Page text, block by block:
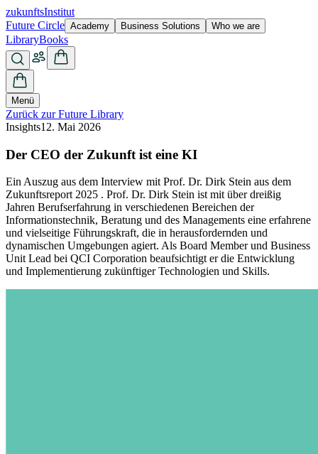
zukunftsInstitut
Future Circle Academy Business Solutions Who we are
LibraryBooks
Menü
Zurück zur Future Library
Insights12. Mai 2026
Der CEO der Zukunft ist eine KI
Ein Auszug aus dem Interview mit Prof. Dr. Dirk Stein aus dem
Zukunftsreport 2025 . Prof. Dr. Dirk Stein ist mit über dreißig
Jahren Berufserfahrung in verschiedenen Bereichen der
Informationstechnik, Beratung und des Managements eine erfahrene
und vielseitige Führungskraft, die in herausfordernden und
dynamischen Umgebungen agiert. Als Board Member und Business
Unit Lead bei QCI Corporation beaufsichtigt er die Entwicklung
und Implementierung zukünftiger Technologien und Skills.